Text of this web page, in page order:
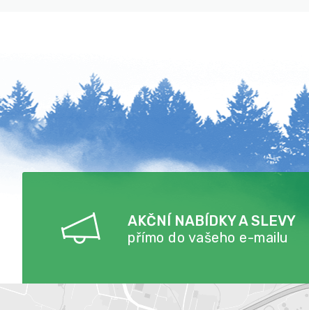
AKČNÍ NABÍDKY A SLEVY
přímo do vašeho e-mailu